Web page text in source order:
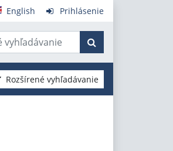
English Prihlásenie
Rozšírené vyhľadávanie